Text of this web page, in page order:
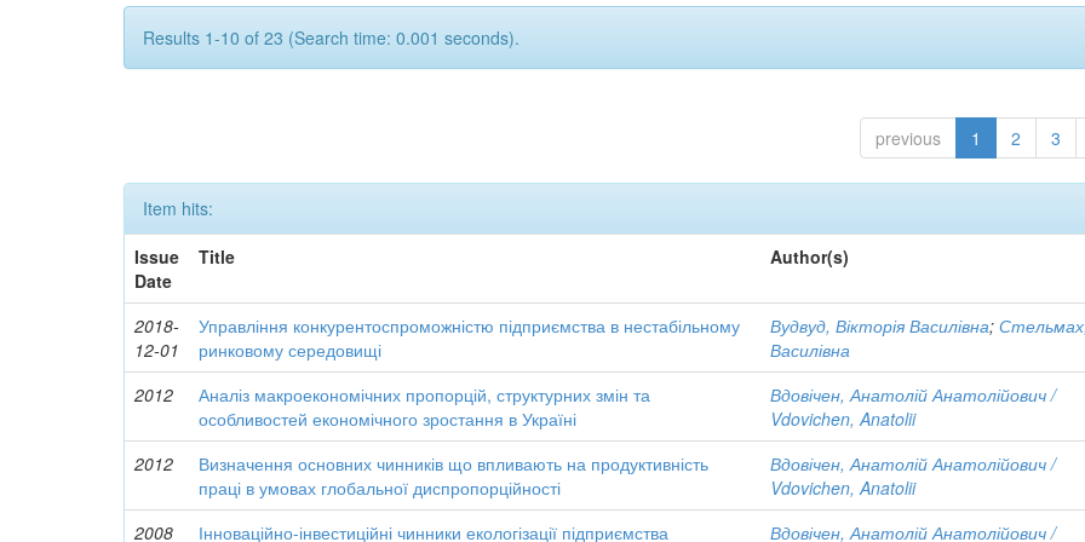
Results 1-10 of 23 (Search time: 0.001 seconds).
previous 1 2 3
Item hits:
Issue
Date
Title Author(s)
2018-
12-01
Управління конкурентоспроможністю підприємства в нестабільному
ринковому середовищі
Вудвуд, Вікторія Василівна;
Василівна
2012
Аналіз макроекономічних пропорцій, структурних змін та
особливостей економічного зростання в Україні
Вдовічен, Анатолій Анатолійович /
Vdovichen, Anatolii
2012
Визначення основних чинників що впливають на продуктивність
праці в умовах глобальної диспропорційності
Вдовічен, Анатолій Анатолійович /
Vdovichen, Anatolii
2008
Інноваційно-інвестиційні чинники екологізації підприємства Вдовічен, Анатолій Анатолійович /